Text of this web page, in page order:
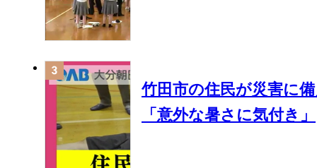
竹田市の住民が災害に
「意外な暑さに気付き」